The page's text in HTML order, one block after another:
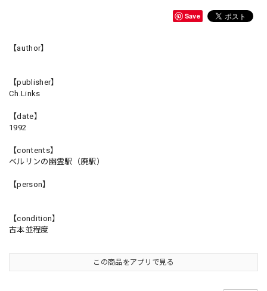
Save
【author】
【publisher】
Ch.Links
【date】
1992
【contents】
ベルリンの幽霊駅（廃駅）
【person】
【condition】
古本並程度
この商品をアプリで見る